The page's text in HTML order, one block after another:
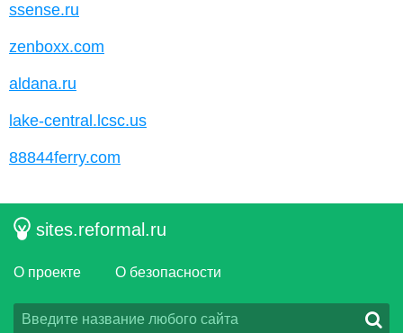
ssense.ru
zenboxx.com
aldana.ru
lake-central.lcsc.us
88844ferry.com
sites.reformal.ru
О проекте О безопасности